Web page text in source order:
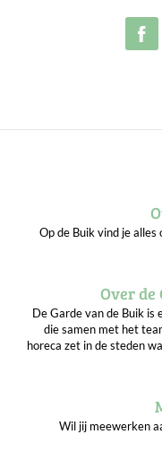
Op de Buik vind je
Over de
De Garde van de Buik is
die samen met het
horeca zet in de steden
Wil jij meewerken